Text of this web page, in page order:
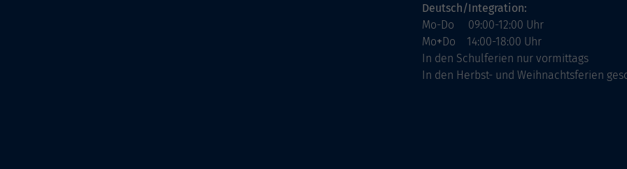
Deutsch/Integration:
Mo-Do 09:00-12:00 Uhr
Mo+Do 14:00-18:00 Uhr
In den Schulferien nur vormittags
In den Herbst- und Weihnachtsferien